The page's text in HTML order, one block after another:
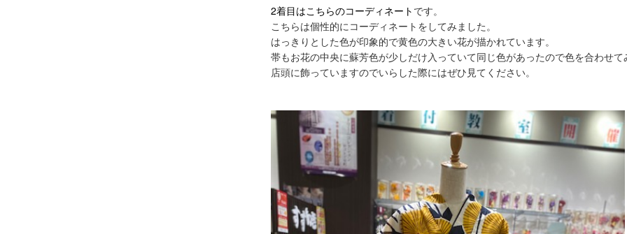
2着目はこちらのコーディネート です。
こちらは個性的にコーディネートをしてみました。
はっきりとした色が印象的で黄色の大きい花が描かれています。
帯もお花の中央に蘇芳色が少しだけ入っていて同じ色があったので色を合わせて
店頭に飾っていますのでいらした際にはぜひ見てください。